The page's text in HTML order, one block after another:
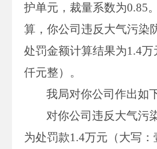
护单元，裁量系数为0.85
算，你公司违反大气污染
处罚金额计算结果为1.4
仟元整）。
我局对你公司作出如
对你公司违反大气污
为处罚款1.4万元（大写：